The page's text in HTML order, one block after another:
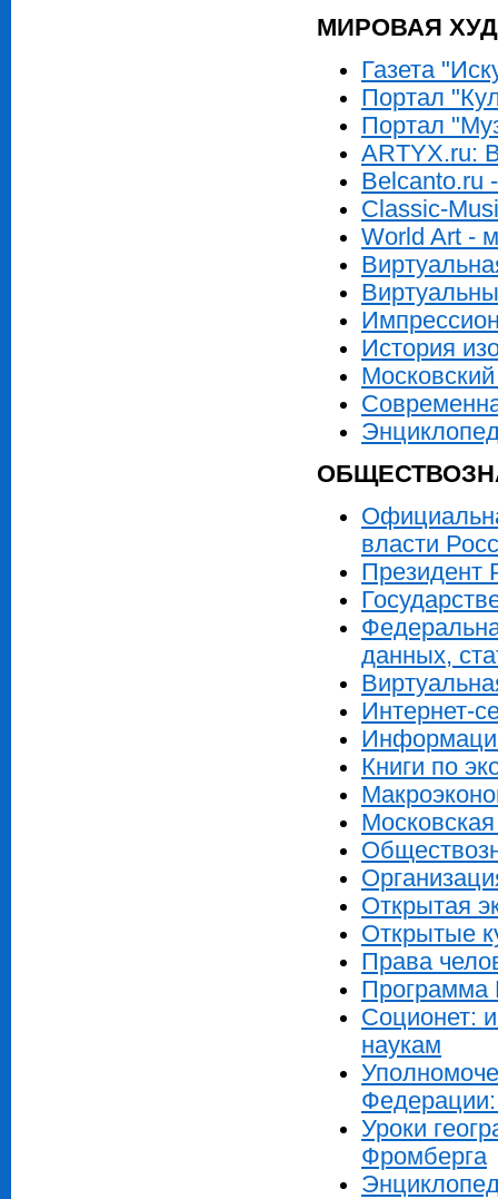
МИРОВАЯ
Газета
Портал
Портал
ARTYX.ru:
Belcanto.ru
Classic-
World Art -
История
власти
Президент
данных,
Интернет-
Книги по
Открытая
Открытые
Права
Соционет:
наукам
Уроки
Фромберга